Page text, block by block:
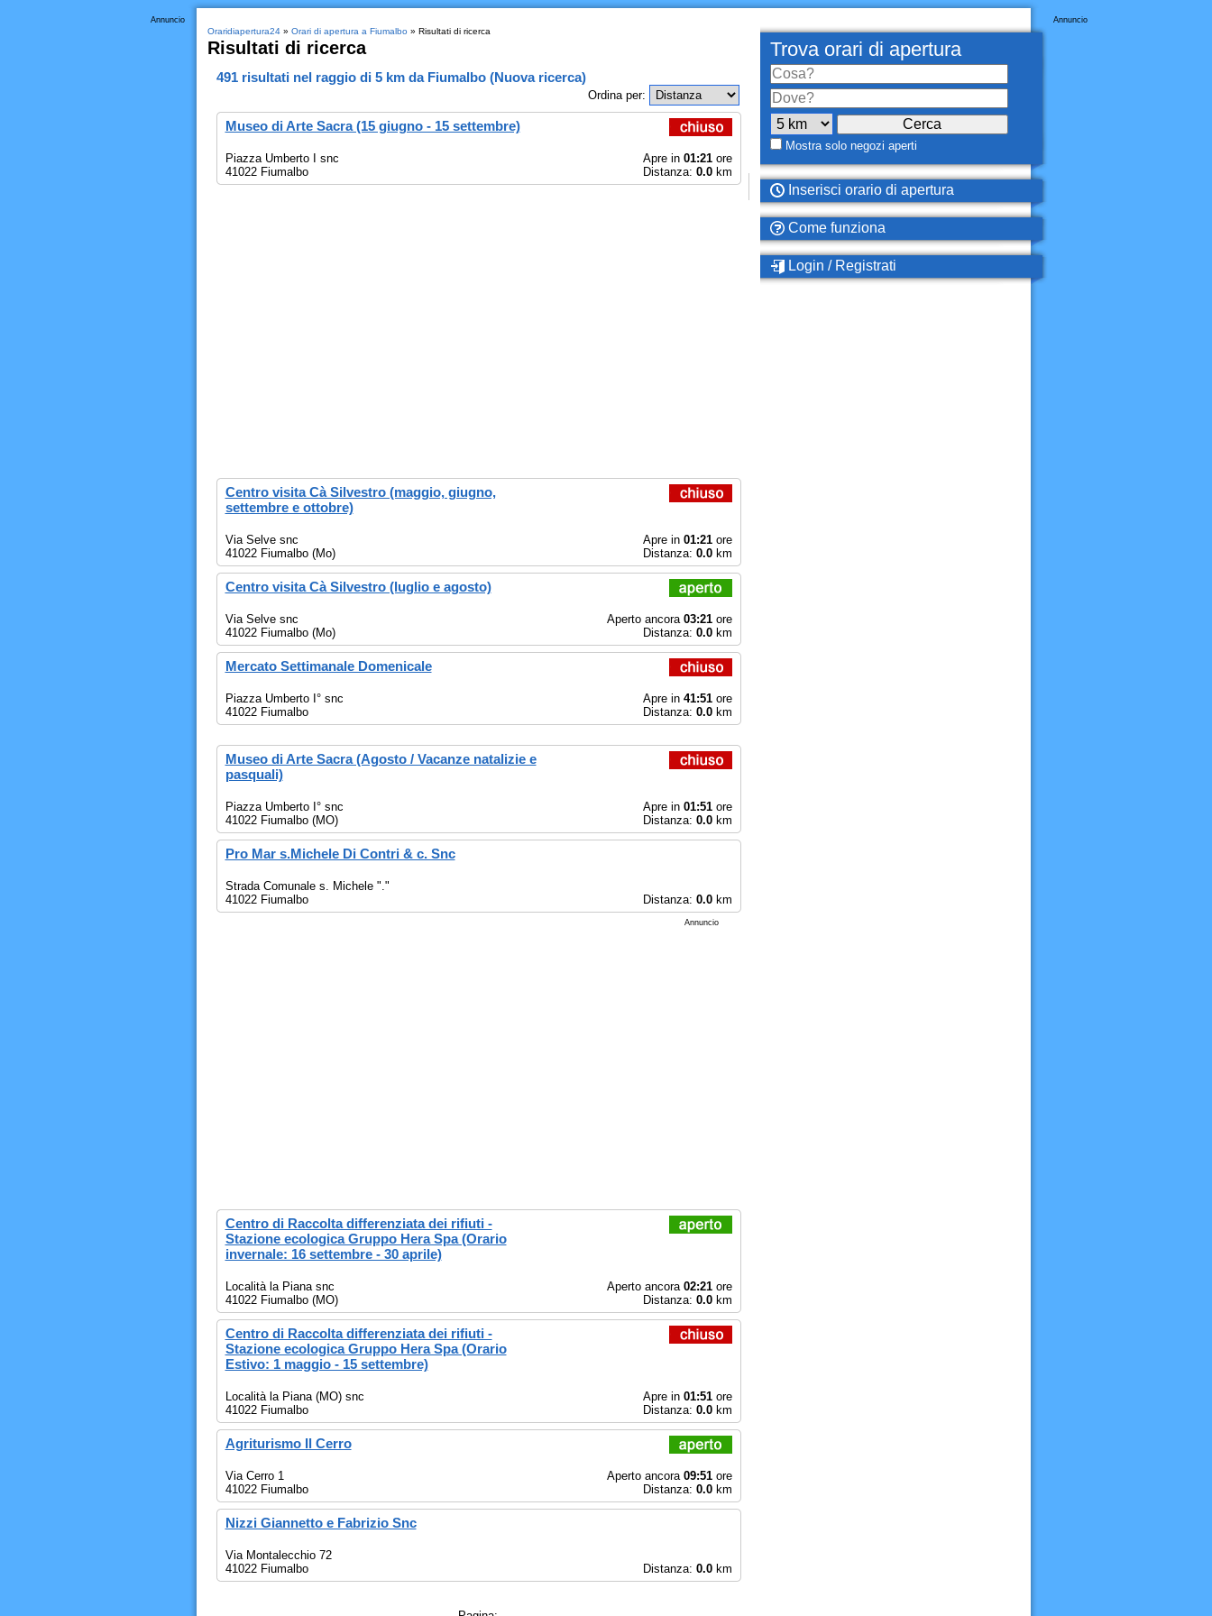
Annuncio
Oraridiapertura24» Orari di apertura a Fiumalbo» Risultati di ricerca
Risultati di ricerca
491risultati nel raggio di 5 kmda Fiumalbo (Nuova ricerca)
Ordina per:
Museo di Arte Sacra (15 giugno - 15 settembre)
Piazza Umberto I snc
41022 Fiumalbo
Apre in 01:21ore
Distanza: 0.0km
Centro visita Cà Silvestro (maggio, giugno,
settembre e ottobre)
Via Selve snc
41022 Fiumalbo (Mo)
Apre in 01:21ore
Distanza: 0.0km
Centro visita Cà Silvestro (luglio e agosto)
Via Selve snc
41022 Fiumalbo (Mo)
Aperto ancora 03:21ore
Distanza: 0.0km
Mercato Settimanale Domenicale
Piazza Umberto I° snc
41022 Fiumalbo
Apre in 41:51ore
Distanza: 0.0km
Museo di Arte Sacra (Agosto / Vacanze natalizie e
pasquali)
Piazza Umberto I° snc
41022 Fiumalbo (MO)
Apre in 01:51ore
Distanza: 0.0km
Pro Mar s.Michele Di Contri & c. Snc
Strada Comunale s. Michele "."
41022 Fiumalbo
Distanza: 0.0km
Annuncio
Centro di Raccolta differenziata dei rifiuti -
Stazione ecologica Gruppo Hera Spa (Orario
invernale: 16 settembre - 30 aprile)
Località la Piana snc
41022 Fiumalbo (MO)
Aperto ancora 02:21ore
Distanza: 0.0km
Centro di Raccolta differenziata dei rifiuti -
Stazione ecologica Gruppo Hera Spa (Orario
Estivo: 1 maggio - 15 settembre)
Località la Piana (MO) snc
41022 Fiumalbo
Apre in 01:51ore
Distanza: 0.0km
Agriturismo Il Cerro
Via Cerro 1
41022 Fiumalbo
Aperto ancora 09:51ore
Distanza: 0.0km
Nizzi Giannetto e Fabrizio Snc
Via Montalecchio 72
41022 Fiumalbo
Distanza: 0.0km
Annuncio
Trova orari di apertura
Mostra solo negozi aperti
Inserisci orario di apertura
Come funziona
Login / Registrati